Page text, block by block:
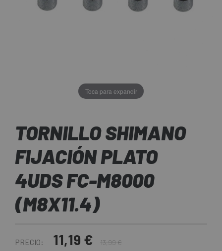
Toca para expandir
TORNILLO SHIMANO
FIJACIÓN PLATO
4UDS FC-M8000
(M8X11.4)
PRECIO: 11,19 € 13,99 €